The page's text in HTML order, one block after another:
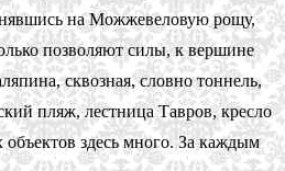
на Можжевеловую рощу,
позволяют силы, к вершине
сквозная, словно тоннель,
пляж, лестница Тавров, кресло
здесь много. За каждым